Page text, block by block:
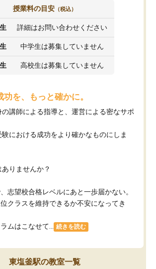
授業料の目安 （税込）
詳細はお問い合わせください
中学生は募集していません
高校生は募集していません
を、もっと確かに。
講師による指導と、運営による密なサポ
における成功をより確かなものにしま
りませんか？
志望校合格レベルにあと一歩届かない。
クラスを維持できるか不安になってき
ムはこなせて...
続きを読む
東塩釜駅の教室一覧